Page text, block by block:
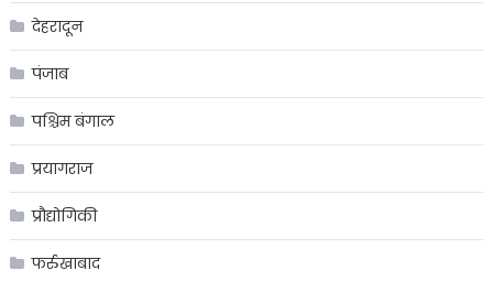
देहरादून
पंजाब
पश्चिम बंगाल
प्रयागराज
प्रौद्योगिकी
फर्रुखाबाद